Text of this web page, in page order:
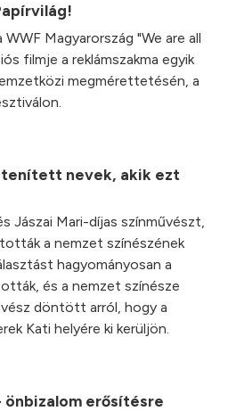
Magyarország "We are all
filmje a reklámszakma egyik
megmérettetésén, a
nevek, akik ezt
Jászai Mari-díjas színművészt,
a nemzet színészének
hagyományosan a
és a nemzet színésze
döntött arról, hogy a
Kati helyére ki kerüljön.
önbizalom erősítésre